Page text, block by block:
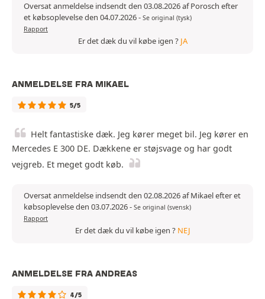
Oversat anmeldelse indsendt den 03.08.2026 af Porosch efter
et købsoplevelse den 04.07.2026- Se original (tysk)
Rapport
Er det dæk du vil købe igen ? JA
ANMELDELSE FRA MIKAEL
5/5
Helt fantastiske dæk. Jeg kører meget bil. Jeg kører en
Mercedes E 300 DE. Dækkene er støjsvage og har godt
vejgreb. Et meget godt køb.
Oversat anmeldelse indsendt den 02.08.2026 af Mikael efter et
købsoplevelse den 03.07.2026- Se original (svensk)
Rapport
Er det dæk du vil købe igen ? NEJ
ANMELDELSE FRA ANDREAS
4/5